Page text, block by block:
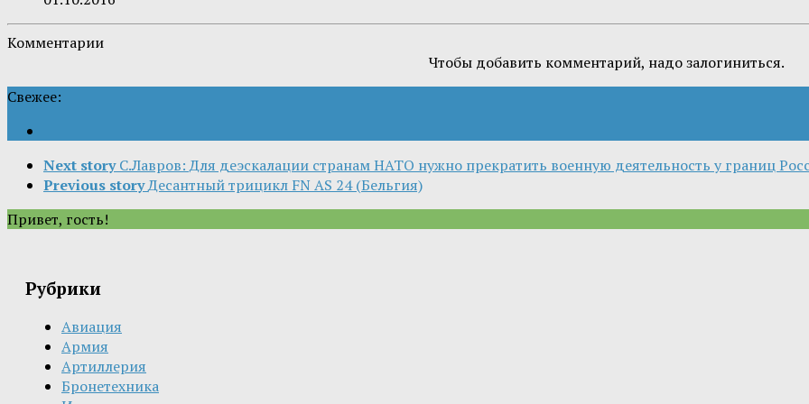
Комментарии
Чтобы добавить комментарий, надо залогиниться.
Свежее:
Next story С.Лавров: Для деэскалации странам НАТО нужно прекратить военную деятельность у границ
Previous storyДесантный трицикл FN AS 24 (Бельгия)
Привет, гость!
Рубрики
Авиация
Армия
Артиллерия
Бронетехника